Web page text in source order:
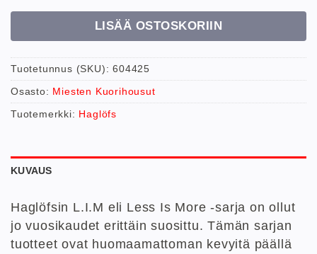
LISÄÄ OSTOSKORIIN
Tuotetunnus (SKU):604425
Osasto: Miesten Kuorihousut
Tuotemerkki: Haglöfs
KUVAUS
Haglöfsin L.I.M eli Less Is More -sarja on ollut
jo vuosikaudet erittäin suosittu. Tämän sarjan
tuotteet ovat huomaamattoman kevyitä päällä